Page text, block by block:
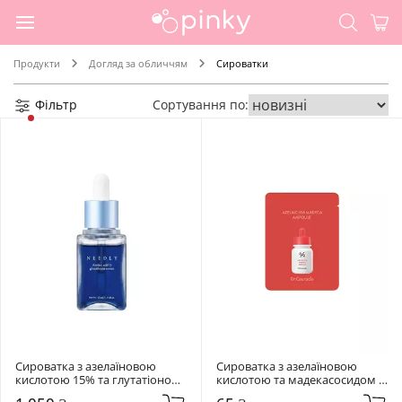
Продукти Догляд за обличчям Сироватки
Фільтр Сортування по:
Сироватка з азелаїновою
кислотою 15% та глутатіоном
Needly 30 мл Azelaic acid 15
Сироватка з азелаїновою
кислотою та мадекасосидом
Dr. Ceuracle 2 мл Azelaic 10 &